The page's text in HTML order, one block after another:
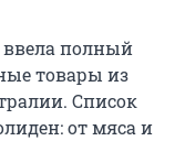
ввела полный
товары из
Список
от мяса и